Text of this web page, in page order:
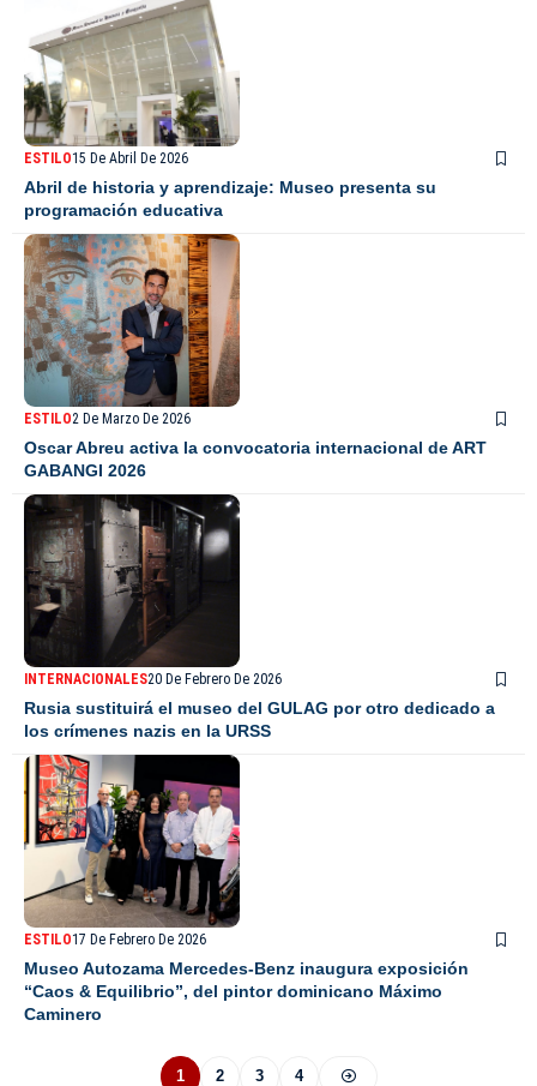
ESTILO15 De Abril De 2026
Abril de historia y aprendizaje: Museo presenta su
programación educativa
ESTILO2 De Marzo De 2026
Oscar Abreu activa la convocatoria internacional de ART
GABANGI 2026
INTERNACIONALES20 De Febrero De 2026
Rusia sustituirá el museo del GULAG por otro dedicado a
los crímenes nazis en la URSS
ESTILO17 De Febrero De 2026
Museo Autozama Mercedes-Benz inaugura exposición
“Caos & Equilibrio”, del pintor dominicano Máximo
Caminero
1 2 3 4